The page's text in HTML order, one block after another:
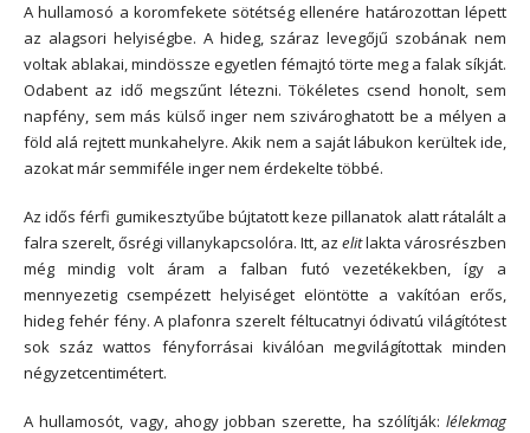
A hullamosó a koromfekete sötétség ellenére határozottan lépett
az alagsori helyiségbe. A hideg, száraz levegőjű szobának nem
voltak ablakai, mindössze egyetlen fémajtó törte meg a falak síkját.
Odabent az idő megszűnt létezni. Tökéletes csend honolt, sem
napfény, sem más külső inger nem szivároghatott be a mélyen a
föld alá rejtett munkahelyre. Akik nem a saját lábukon kerültek ide,
azokat már semmiféle inger nem érdekelte többé.
Az idős férfi gumikesztyűbe bújtatott keze pillanatok alatt rátalált a
falra szerelt, ősrégi villanykapcsolóra. Itt, az elitlakta városrészben
még mindig volt áram a falban futó vezetékekben, így a
mennyezetig csempézett helyiséget elöntötte a vakítóan erős,
hideg fehér fény. A plafonra szerelt féltucatnyi ódivatú világítótest
sok száz wattos fényforrásai kiválóan megvilágítottak minden
négyzetcentimétert.
A hullamosót, vagy, ahogy jobban szerette, ha szólítják: lélekmag